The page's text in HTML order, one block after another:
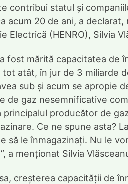
contribui statul și
acum 20 de ani, a
Electrică (HENRO), Silvia
fost mărită capacitatea de
tot atât, în jur de 3 miliarde
sub și acum se apropie
de gaz nesemnificative
principalul producător de
Ce ne spune asta?
să le înmagazinați. Nu le
a menționat Silvia
creșterea capacității de